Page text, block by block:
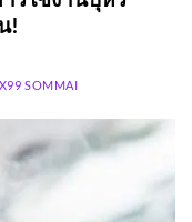
!
SOMMAI